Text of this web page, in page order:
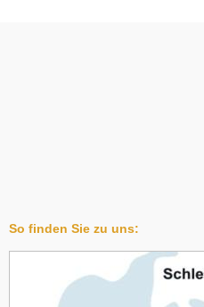
So finden Sie zu uns: